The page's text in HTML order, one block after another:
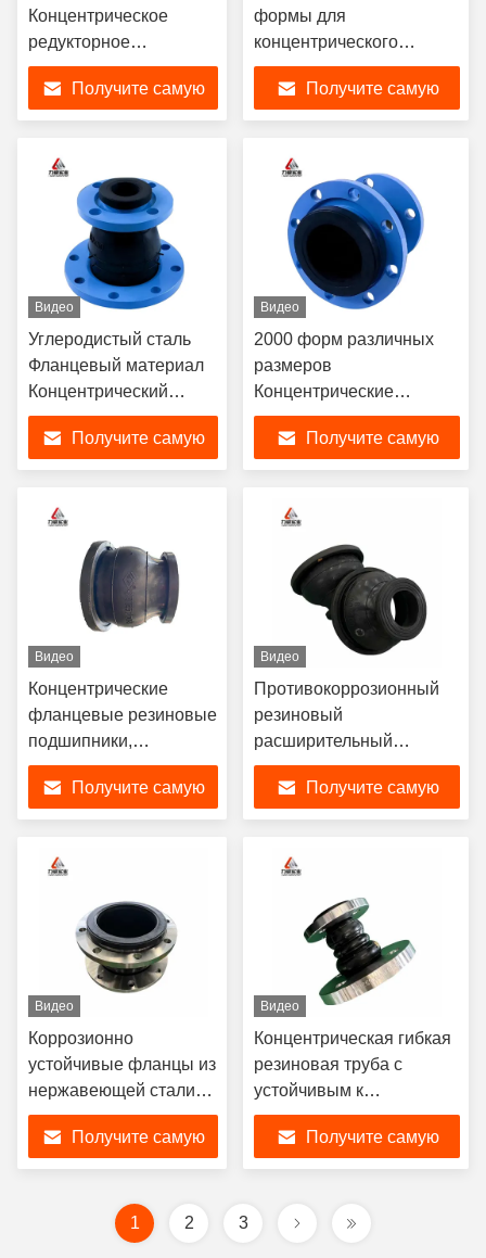
Концентрическое
редукторное
резиновое соединение
с высоким
температурным
температурным
диапазоном -15C 115C
Получите самую
формы для
концентрического
резинового соединения
более 2000 форм
различных размеров
Получите самую
Видео
Углеродистый сталь
Фланцевый материал
Концентрический
редуктор резиновый
соединение с
коррозионной
гарантированным
снижением шума
Получите самую
Видео
2000 форм различных
размеров
Концентрические
резиновые соединения с
горизонтальным /
вертикальным типом
Получите самую
Видео
Концентрические
фланцевые резиновые
подшипники,
уменьшающие
коррозионную
стойкость
Получите самую
Видео
Противокоррозионный
резиновый
расширительный
соединение с
свободными чертежами
Получите самую
Видео
Коррозионно
устойчивые фланцы из
нержавеющей стали
Концентрические
редукторные
резиновые соединения
Получите самую
Видео
Концентрическая гибкая
резиновая труба с
устойчивым к
температуре
сопротивлением и
устойчивым к ударам
Получите самую
1 2 3